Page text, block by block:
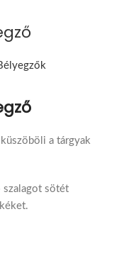
a tárgyak
szalagot sötét